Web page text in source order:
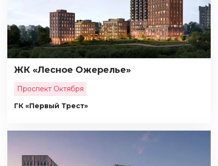
ЖК «Лесное Ожерелье»
Проспект Октября
ГК «Первый Трест»